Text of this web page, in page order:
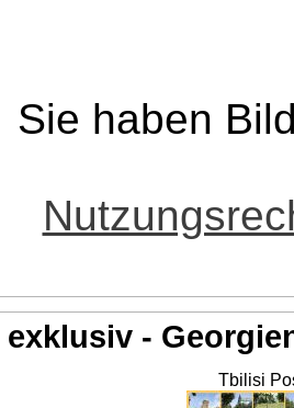
Sie haben
exklusiv -
Tbilisi